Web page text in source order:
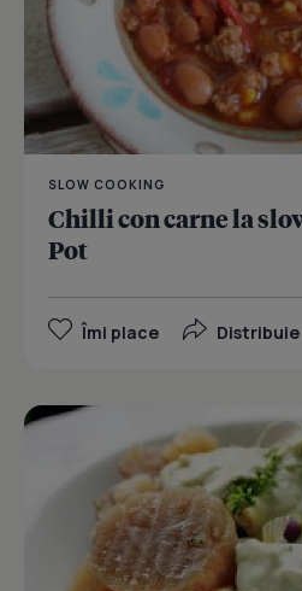
SLOW COOKING
Chilli con carne la
Pot
Îmi place Distribuie